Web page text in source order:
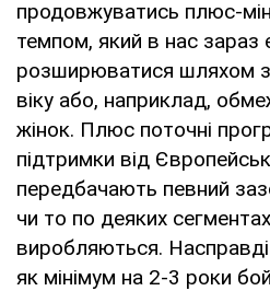
продовжуватись плюс-
темпом, який в нас зараз
розширюватися шляхом
віку або, наприклад,
жінок. Плюс поточні
підтримки від
передбачають певний
чи то по деяких
виробляються.
як мінімум на 2-3 роки